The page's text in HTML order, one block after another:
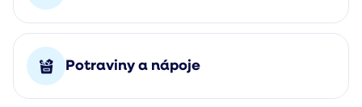
Potraviny a nápoje